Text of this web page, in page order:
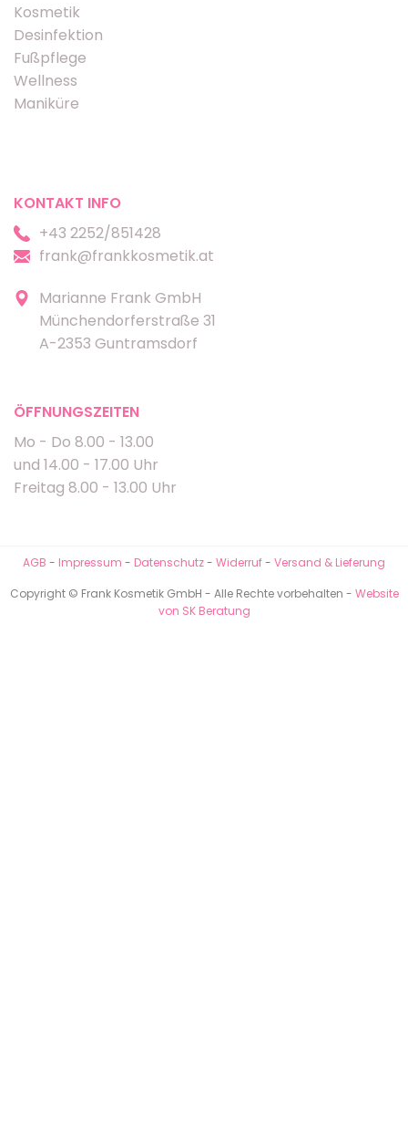
Kosmetik
Desinfektion
Fußpflege
Wellness
Maniküre
KONTAKT INFO
+43 2252/851428
frank@frankkosmetik.at
Marianne Frank GmbH
Münchendorferstraße 31
A-2353 Guntramsdorf
ÖFFNUNGSZEITEN
Mo - Do 8.00 - 13.00
und 14.00 - 17.00 Uhr
Freitag 8.00 - 13.00 Uhr
AGB - Impressum - Datenschutz- Widerruf- Versand & Lieferung
Copyright © Frank Kosmetik GmbH - Alle Rechte vorbehalten - Website
von SK Beratung